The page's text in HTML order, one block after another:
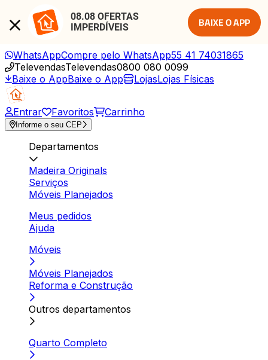
08.08 OFERTAS
IMPERDÍVEIS
BAIXE O APP
WhatsAppCompre pelo WhatsApp55 41 74031865
TelevendasTelevendas0800 080 0099
Baixe o AppBaixe o App LojasLojas Físicas
Entrar Favoritos Carrinho
Informe o seu CEP
Departamentos
Madeira Originals
Serviços
Móveis Planejados
Meus pedidos
Ajuda
Móveis
Móveis Planejados
Reforma e Construção
Outros departamentos
Quarto Completo